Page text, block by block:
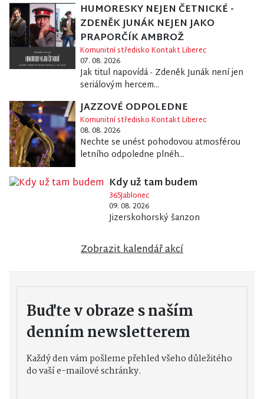
HUMORESKY NEJEN ČETNICKÉ -
ZDENĚK JUNÁK NEJEN JAKO
PRAPORČÍK AMBROŽ
Komunitní středisko Kontakt Liberec
07. 08. 2026
Jak titul napovídá - Zdeněk Junák není jen
seriálovým hercem...
JAZZOVÉ ODPOLEDNE
Komunitní středisko Kontakt Liberec
08. 08. 2026
Nechte se unést pohodovou atmosférou
letního odpoledne plnéh...
Kdy už tam budem
365Jablonec
09. 08. 2026
Jizerskohorský šanzon
Zobrazit kalendář akcí
Buďte v obraze s naším
denním newsletterem
Každý den vám pošleme přehled všeho důležitého
do vaší e-mailové schránky.